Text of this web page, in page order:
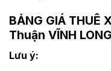
BẢNG GIÁ THUÊ
Thuận VĨNH LONG
Lưu ý: